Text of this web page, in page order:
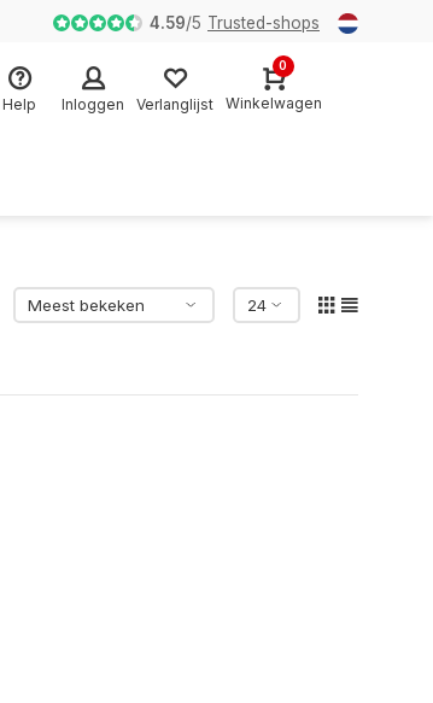
4.59/5 Trusted-shops
Help Inloggen Verlanglijst
0
Winkelwagen